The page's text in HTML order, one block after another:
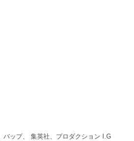
バップ、 集英社、プロダクション I.G